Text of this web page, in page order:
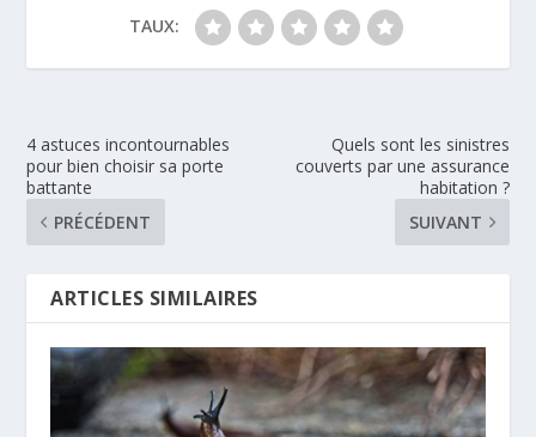
TAUX:
4 astuces incontournables
pour bien choisir sa porte
battante
PRÉCÉDENT
Quels sont les sinistres
couverts par une assurance
habitation ?
SUIVANT
ARTICLES SIMILAIRES